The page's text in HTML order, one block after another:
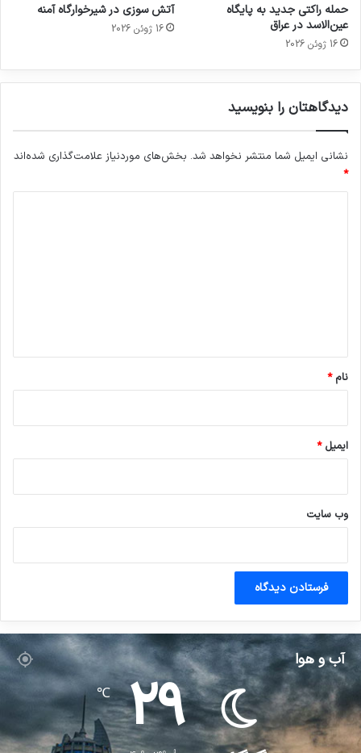
حمله راکتی جدید به پایگاه
عین‌الاسد در عراق
16 ژوئن 2026
آتش سوزی در شیرخوارگاه آمنه
16 ژوئن 2026
دیدگاهتان را بنویسید
نشانی ایمیل شما منتشر نخواهد شد. بخش‌های موردنیاز علامت‌گذاری شده‌اند
*
نام*
ایمیل*
وب‌ سایت
آب و هوا
29
℃